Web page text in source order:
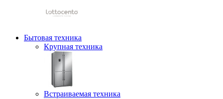
Бытовая техника
Крупная техника
Встраиваемая техника